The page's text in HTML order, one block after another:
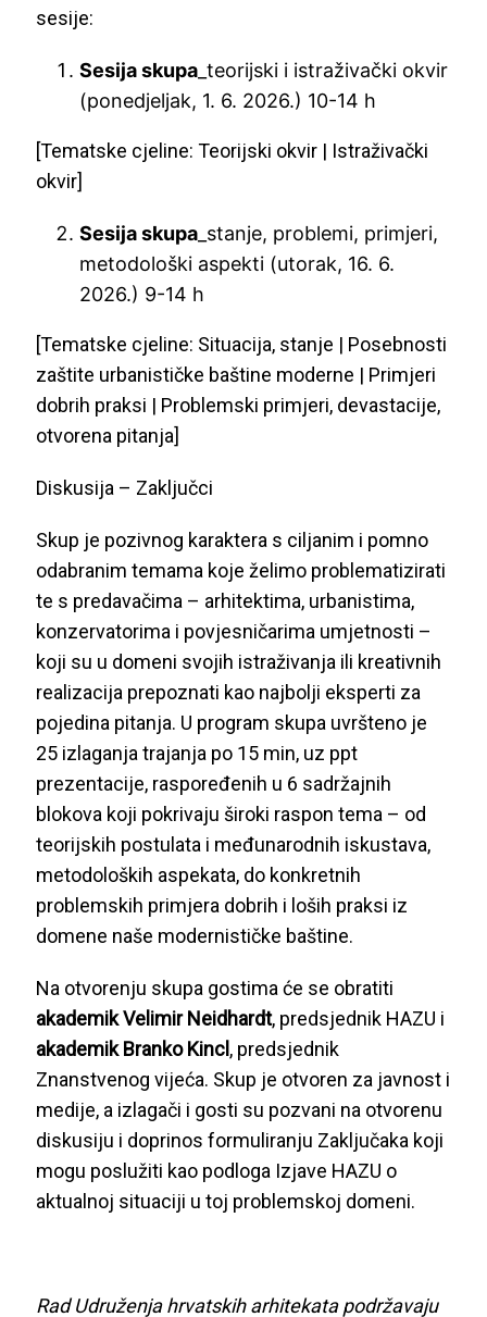
sesije:
Sesija skupa _teorijski i istraživački okvir
(ponedjeljak, 1. 6. 2026.) 10-14 h
[Tematske cjeline: Teorijski okvir | Istraživački
okvir]
Sesija skupa _stanje, problemi, primjeri,
metodološki aspekti (utorak, 16. 6.
2026.) 9-14 h
[Tematske cjeline: Situacija, stanje | Posebnosti
zaštite urbanističke baštine moderne | Primjeri
dobrih praksi | Problemski primjeri, devastacije,
otvorena pitanja]
Diskusija – Zaključci
Skup je pozivnog karaktera s ciljanim i pomno
odabranim temama koje želimo problematizirati
te s predavačima – arhitektima, urbanistima,
konzervatorima i povjesničarima umjetnosti –
koji su u domeni svojih istraživanja ili kreativnih
realizacija prepoznati kao najbolji eksperti za
pojedina pitanja. U program skupa uvršteno je
25 izlaganja trajanja po 15 min, uz ppt
prezentacije, raspoređenih u 6 sadržajnih
blokova koji pokrivaju široki raspon tema – od
teorijskih postulata i međunarodnih iskustava,
metodoloških aspekata, do konkretnih
problemskih primjera dobrih i loših praksi iz
domene naše modernističke baštine.
Na otvorenju skupa gostima će se obratiti
akademikVelimir Neidhardt, predsjednik HAZU i
akademik Branko Kincl , predsjednik
Znanstvenog vijeća. Skup je otvoren za javnost i
medije, a izlagači i gosti su pozvani na otvorenu
diskusiju i doprinos formuliranju Zaključaka koji
mogu poslužiti kao podloga Izjave HAZU o
aktualnoj situaciji u toj problemskoj domeni.
Rad Udruženja hrvatskih arhitekata podržavaju